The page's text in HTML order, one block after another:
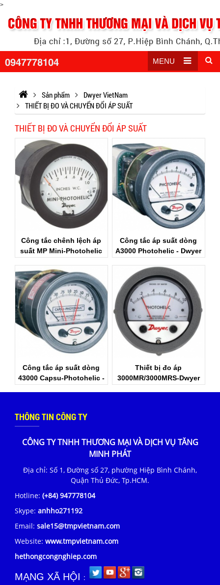
>
0947778104 MENU
Sản phẩm
Dwyer VietNam
THIẾT BỊ ĐO VÀ CHUYỂN ĐỔI ÁP SUẤT
THIẾT BỊ ĐO VÀ CHUYỂN ĐỔI ÁP SUẤT
Công tắc chênh lệch áp
suất MP Mini-Photohelic
Công tắc áp suất dòng
A3000 Photohelic - Dwyer
Công tắc áp suất dòng
43000 Capsu-Photohelic -
Thiết bị đo áp
3000MR/3000MRS-Dwyer
THÔNG TIN CÔNG TY
CÔNG TY TNHH THƯƠNG MẠI VÀ DỊCH VỤ TĂNG
MINH PHÁT
Địa chỉ: Số 1, Đường số 27, phường Hiệp Bình Chánh,
Quận Thủ Đức, Tp.HCM.
Hotline: (+84) 947778104
Skype: anhho271192
Email: sale15@tmpvietnam.com
Website: www.tmpvietnam.com
hethongcongnghiep.com
MẠNG XÃ HỘI :